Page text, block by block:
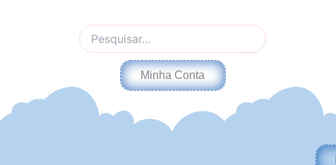
Pesquisar
por:
Minha Conta